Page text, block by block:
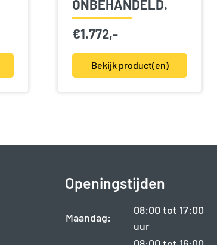
ONBEHANDELD.
€1.772,-
Bekijk product(en)
Openingstijden
Maandag:
08:00 tot 17:00
uur